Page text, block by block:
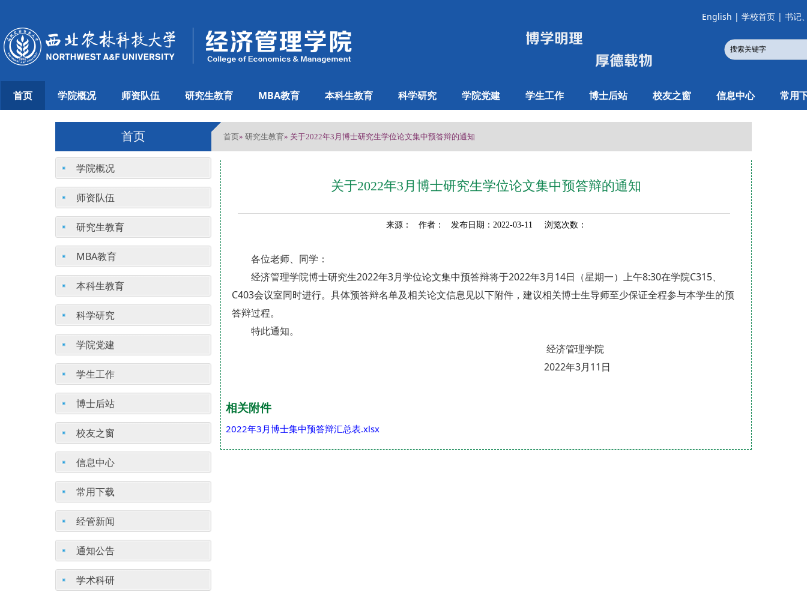
English | 学校首页 | 书记
首页 学院概况 师资队伍 研究生教育 MBA教育 本科生教育 科学研究 学院党建 学生工作 博士后站 校友之窗 信息中心 常用
首页 首页» 研究生教育» 关于2022年3月博士研究生学位论文集中预答辩的通知
学院概况
师资队伍
研究生教育
MBA教育
本科生教育
科学研究
学院党建
学生工作
博士后站
校友之窗
信息中心
常用下载
经管新闻
通知公告
学术科研
关于2022年3月博士研究生学位论文集中预答辩的通知
来源： 作者： 发布日期：2022-03-11 浏览次数：
各位老师、同学：
经济管理学院博士研究生2022年3月学位论文集中预答辩将于2022年3月14日（星期一）上午8:30在学院C315、
C403会议室同时进行。具体预答辩名单及相关论文信息见以下附件，建议相关博士生导师至少保证全程参与本学生的预
答辩过程。
特此通知。
经济管理学院
2022年3月11日
相关附件
2022年3月博士集中预答辩汇总表.xlsx